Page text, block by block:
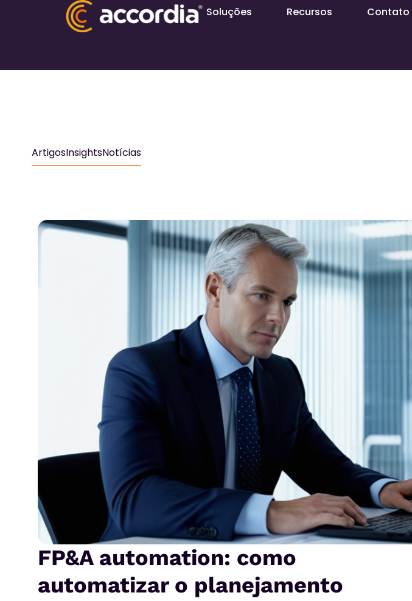
Soluções Recursos Contato
ArtigosInsightsNotícias
FP&A automation: como
automatizar o planejamento